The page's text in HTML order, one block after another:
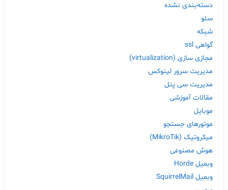
دسته‌بندی نشده
سئو
شبکه
گواهی ssl
مجازی سازی (virtualization)
مدیریت سرور لینوکس
مدیریت سی پنل
مقالات آموزشی
موبایل
موتورهای جستجو
میکروتیک (MikroTik)
هوش مصنوعی
وبمیل Horde
وبمیل SquirrelMail